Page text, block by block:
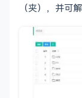
（夹），并可